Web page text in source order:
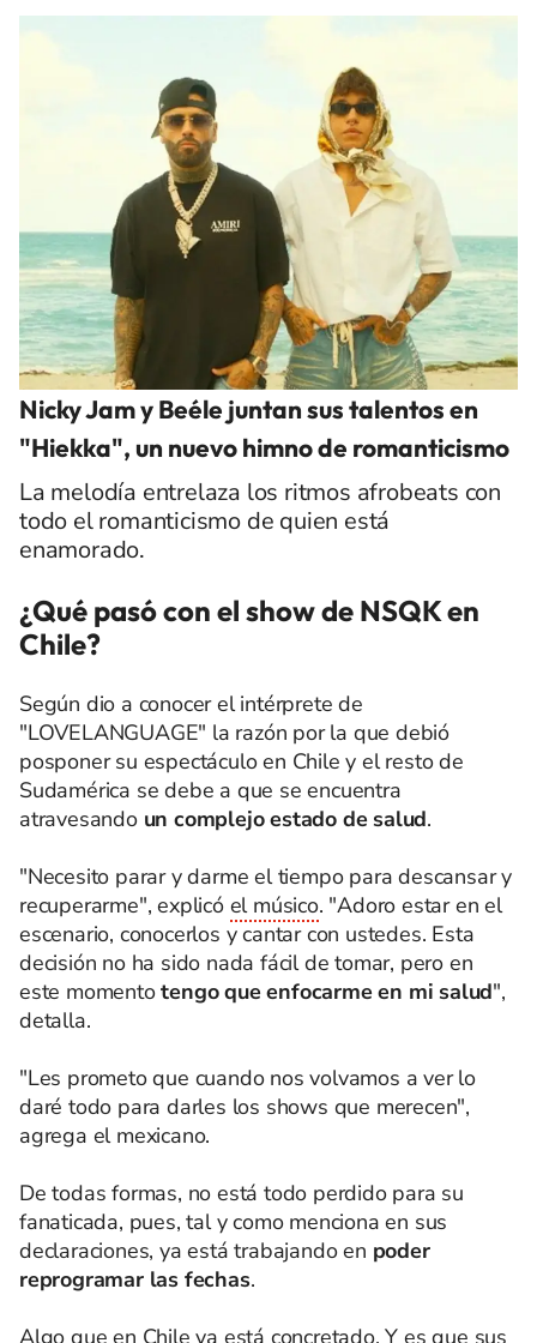
Nicky Jam y Beéle juntan sus talentos en
"Hiekka", un nuevo himno de romanticismo
La melodía entrelaza los ritmos afrobeats con
todo el romanticismo de quien está
enamorado.
¿Qué pasó con el show de NSQK en
Chile?
Según dio a conocer el intérprete de
"LOVELANGUAGE" la razón por la que debió
posponer su espectáculo en Chile y el resto de
Sudamérica se debe a que se encuentra
atravesando un complejo estado de salud.
"Necesito parar y darme el tiempo para descansar y
recuperarme", explicó el músico. "Adoro estar en el
escenario, conocerlos y cantar con ustedes. Esta
decisión no ha sido nada fácil de tomar, pero en
este momentotengo que enfocarme en mi salud",
detalla.
"Les prometo que cuando nos volvamos a ver lo
daré todo para darles los shows que merecen",
agrega el mexicano.
De todas formas, no está todo perdido para su
fanaticada, pues, tal y como menciona en sus
declaraciones, ya está trabajando en poder
reprogramar las fechas.
Algo que en Chile ya está concretado. Y es que sus